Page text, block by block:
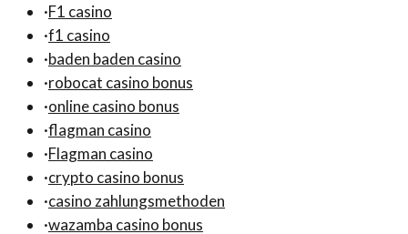
·F1 casino
·f1 casino
·baden baden casino
·robocat casino bonus
·online casino bonus
·flagman casino
·Flagman casino
·crypto casino bonus
·casino zahlungsmethoden
·wazamba casino bonus